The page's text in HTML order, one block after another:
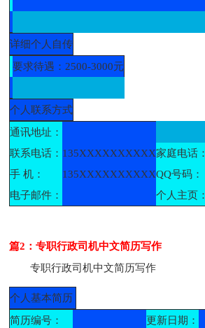
详细个人自传
要求待遇：2500-3000元
个人联系方式
通讯地址：
联系电话： 135XXXXXXXXXX家庭电话：
手 机：
135XXXXXXXXXXQQ号码：
电子邮件：
个人主页：
篇2：专职行政司机中文简历写作
专职行政司机中文简历写作
个人基本简历
简历编号：
更新日期：